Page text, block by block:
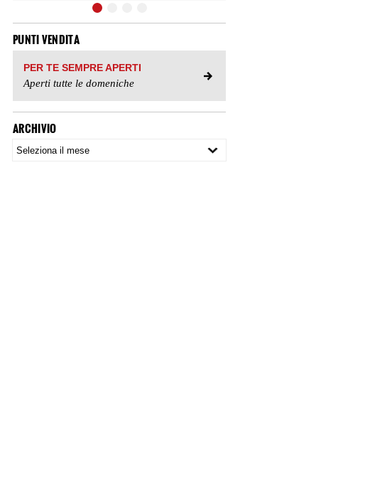
PUNTI VENDITA
PER TE SEMPRE APERTI
Aperti tutte le domeniche
ARCHIVIO